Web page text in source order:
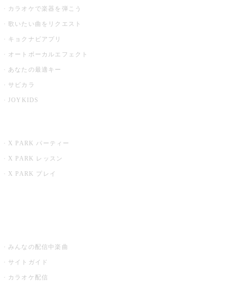
カラオケで楽器を弾こう
歌いたい曲をリクエスト
キョクナビアプリ
オートボーカルエフェクト
あなたの最適キー
サビカラ
JOYKIDS
X PARK パーティー
X PARK レッスン
X PARK プレイ
みんなの配信中楽曲
サイトガイド
カラオケ配信